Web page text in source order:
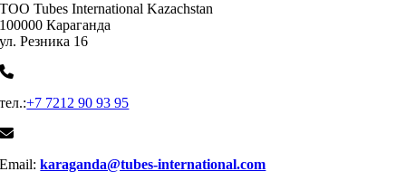
ТОО Tubes International Kazachstan
100000 Караганда
ул. Резника 16
тел.:+7 7212 90 93 95
Email:karaganda@tubes-international.com